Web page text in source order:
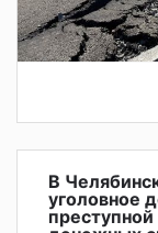
В
уголовное